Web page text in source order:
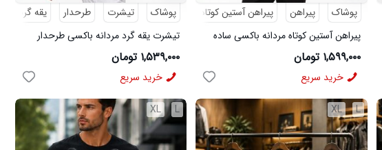
پوشاک
پیراهن
پیراهن آستین کوتاه
پیراهن آستین کوتاه مردانه باکسی ساده
لینن کرم مدل 50943
۱,۵۹۹,۰۰۰ تومان
خرید سریع
پوشاک
تیشرت طرحدار
یقه گرد
تیشرت یقه گرد مردانه باکسی طرحدار
مچینست سبز Balenciaga مدل 50944
۱,۵۳۹,۰۰۰ تومان
خرید سریع
L
XL
L
XL